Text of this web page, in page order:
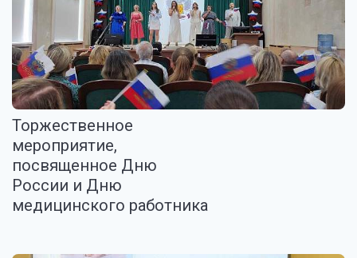
Торжественное
мероприятие,
посвященное Дню
России и Дню
медицинского работника